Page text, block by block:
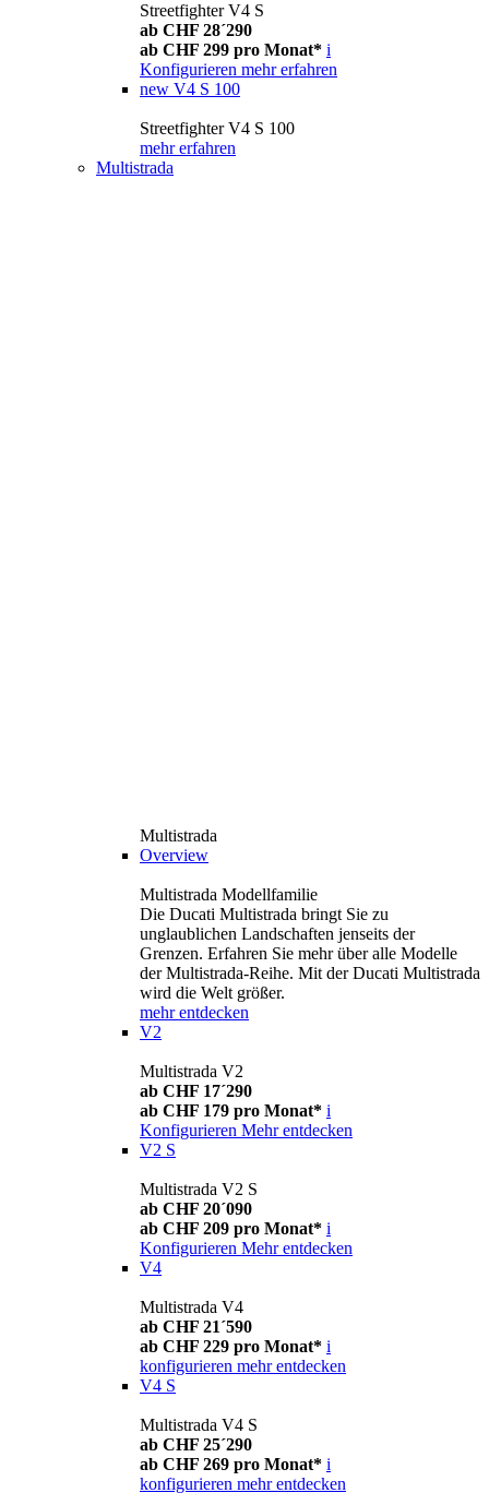
Streetfighter V4 S
ab CHF 28´290
ab CHF 299 pro Monat* i
Konfigurieren mehr erfahren
new V4 S 100
Streetfighter V4 S 100
mehr erfahren
Multistrada
Multistrada
Overview
Multistrada Modellfamilie
Die Ducati Multistrada bringt Sie zu
unglaublichen Landschaften jenseits der
Grenzen. Erfahren Sie mehr über alle Modelle
der Multistrada-Reihe. Mit der Ducati Multistrada
wird die Welt größer.
mehr entdecken
V2
Multistrada V2
ab CHF 17´290
ab CHF 179 pro Monat* i
Konfigurieren Mehr entdecken
V2 S
Multistrada V2 S
ab CHF 20´090
ab CHF 209 pro Monat* i
Konfigurieren Mehr entdecken
V4
Multistrada V4
ab CHF 21´590
ab CHF 229 pro Monat* i
konfigurieren mehr entdecken
V4 S
Multistrada V4 S
ab CHF 25´290
ab CHF 269 pro Monat* i
konfigurieren mehr entdecken